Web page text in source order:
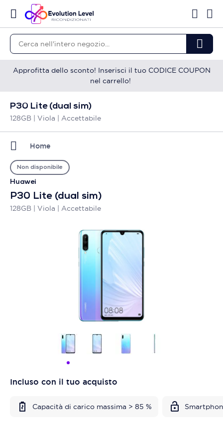
Approfitta dello sconto! Inserisci il tuo CODICE COUPON
nel carrello!
P30 Lite (dual sim)
128GB | Viola | Accettabile
Home
Huawei
P30 Lite (dual sim)
128GB | Viola | Accettabile
Non disponibile
Incluso con il tuo acquisto
Capacità di carico massima > 85 %